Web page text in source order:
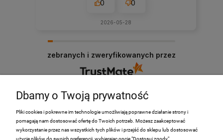
0 0
2026-05-28
zebranych i zweryfikowanych przez
PRODUKTY
Dbamy o Twoją prywatność
Pliki cookies i pokrewne im technologie umożliwiają poprawne działanie strony i
pomagają nam dostosować ofertę do Twoich potrzeb. Możesz zaakceptować
wykorzystanie przez nas wszystkich tych plików i przejść do sklepu lub dostosować
użycie plików do swoich preferencji, wybierając opcję "Dostosuj zgody".